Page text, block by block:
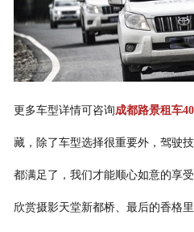
更多车型详情可咨询成都路景租车
藏，除了车型选择很重要外，驾驶
都满足了，我们才能顺心如意的享
欣赏摄影天堂新都桥、最后的香格